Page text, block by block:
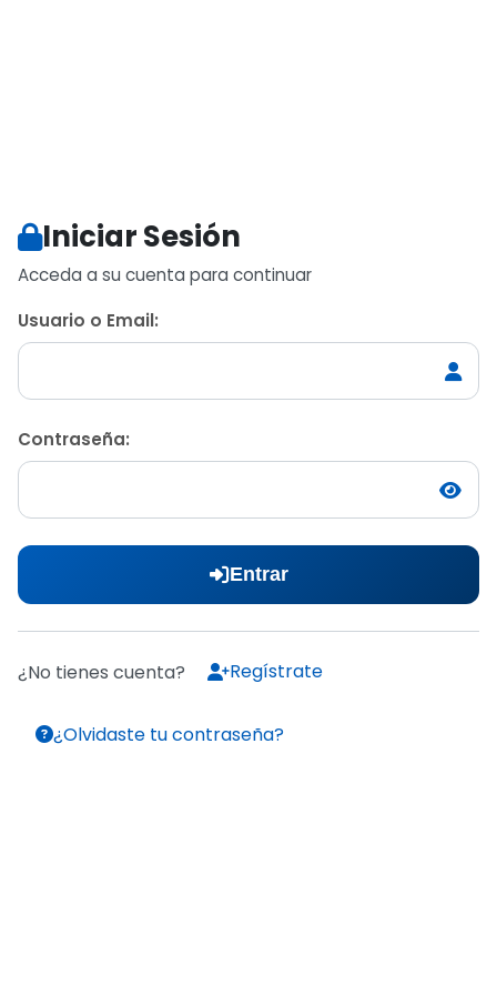
Iniciar Sesión
Acceda a su cuenta para continuar
Usuario o Email:
Contraseña:
Entrar
¿No tienes cuenta? Regístrate
¿Olvidaste tu contraseña?